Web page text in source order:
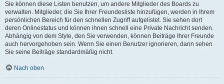
Sie können diese Listen benutzen, um andere Mitglieder des Boards zu
verwalten. Mitglieder, die Sie Ihrer Freundesliste hinzufügen, werden in Ihrem
persönlichen Bereich für den schnellen Zugriff aufgelistet. Sie sehen dort
deren Onlinestatus und können ihnen schnell eine Private Nachricht senden.
Abhängig von dem Style, den Sie verwenden, können Beiträge Ihrer Freunde
auch hervorgehoben sein. Wenn Sie einen Benutzer ignorieren, dann sehen
Sie seine Beiträge standardmäßig nicht.
Nach oben